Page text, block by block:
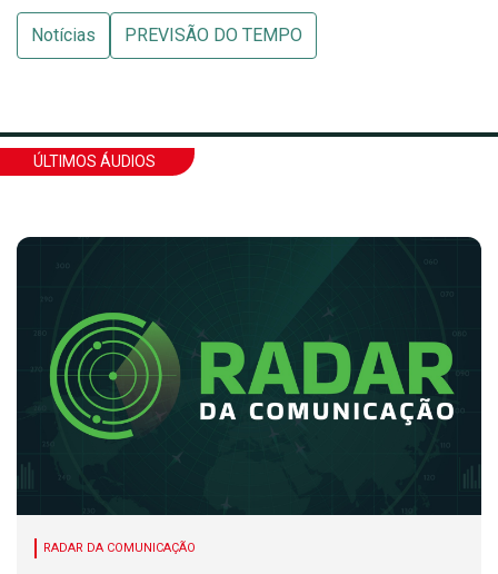
Notícias PREVISÃO DO TEMPO
ÚLTIMOS ÁUDIOS
RADAR DA COMUNICAÇÃO